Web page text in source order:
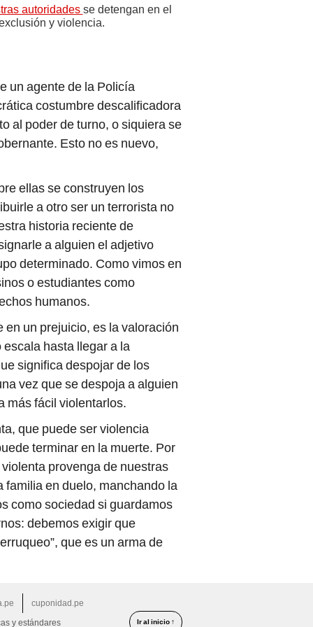
autoridades se detengan en el
y violencia.
un agente de la Policía
costumbre descalificadora
al poder de turno, o siquiera se
Esto no es nuevo,
ellas se construyen los
a otro ser un terrorista no
historia reciente de
a alguien el adjetivo
determinado. Como vimos en
o estudiantes como
humanos.
un prejuicio, es la valoración
hasta llegar a la
significa despojar de los
vez que se despoja a alguien
más fácil violentarlos.
que puede ser violencia
terminar en la muerte. Por
provenga de nuestras
en duelo, manchando la
como sociedad si guardamos
debemos exigir que
que es un arma de
Ir al inicio ↑
cuponidad.pe
y estándares